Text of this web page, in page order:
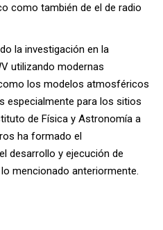
como también de el de radio
la investigación en la
utilizando modernas
los modelos atmosféricos
especialmente para los sitios
de Física y Astronomía a
ha formado el
desarrollo y ejecución de
mencionado anteriormente.